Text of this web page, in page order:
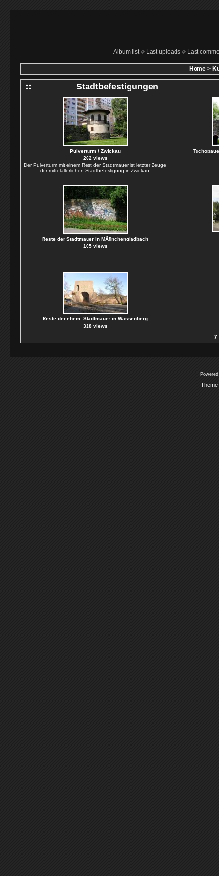
Album list Last uploads Last
Home >
Stadtbefestigungen
Pulverturm / Zwickau
262 views
Der Pulverturm mit einem Rest der Stadtmauer ist letzter Zeuge
der mittelalterlichen Stadtbefestigung in Zwickau.
Reste der Stadtmauer in MÃ¶nchengladbach
105 views
Reste der ehem. Stadtmauer in Wassenberg
318 views
7
Theme